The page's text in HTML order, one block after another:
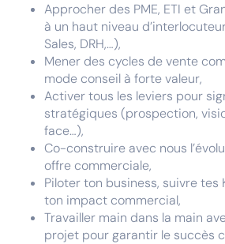
Approcher des PME, ETI et
à un haut niveau
Sales, DRH,…),
Mener des cycles de vente
mode conseil à forte valeur,
Activer tous les leviers pour
stratégiques (prospection,
face…),
Co-construire avec nous
offre commerciale,
Piloter ton business, suivre tes
ton impact commercial,
Travailler main dans la main
projet pour garantir le succès